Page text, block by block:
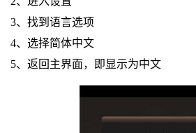
3、找到语言选项
4、选择简体中文
5、返回主界面，即显示为中文